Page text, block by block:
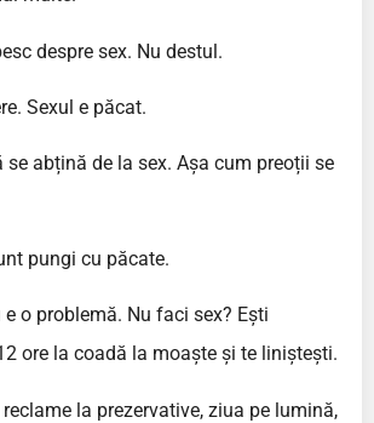
despre sex. Nu destul.
Sexul e păcat.
se abțină de la sex. Așa cum preoții se
pungi cu păcate.
o problemă. Nu faci sex? Ești
ore la coadă la moaște și te liniștești.
la prezervative, ziua pe lumină,